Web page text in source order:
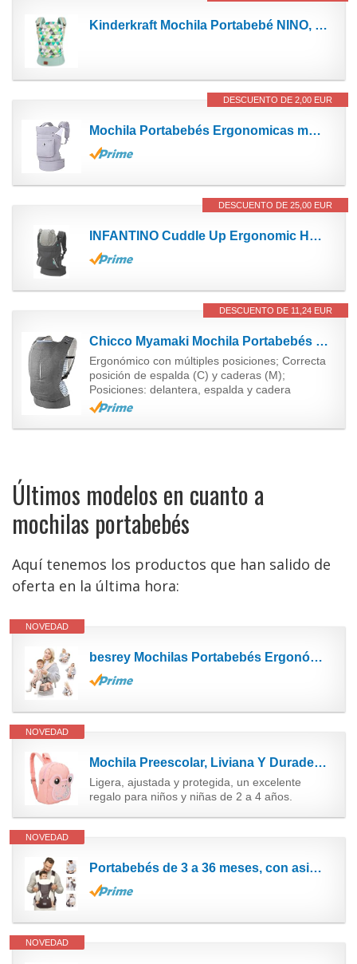
Kinderkraft Mochila Portabebé NINO, Ergonómica, Multiposición, 20 Kg máximo, Menta
DESCUENTO DE 2,00 EUR
Mochila Portabebés Ergonomicas mod. 2022, 3 posiciones, Marsupios Transpirable y Ligero, fácil de...
DESCUENTO DE 25,00 EUR
INFANTINO Cuddle Up Ergonomic Hoodie - Carrier, Grey With Multi Coloured Hood
DESCUENTO DE 11,24 EUR
Chicco Myamaki Mochila Portabebés con 3 posiciones hasta los 15 kg, posición delantera, cadera o...
Ergonómico con múltiples posiciones; Correcta
posición de espalda (C) y caderas (M);
Posiciones: delantera, espalda y cadera
Últimos modelos en cuanto a
mochilas portabebés
Aquí tenemos los productos que han salido de
oferta en la última hora:
NOVEDAD
besrey Mochilas Portabebés Ergonómico con Asiento Ligero y Transpirable Rosa + 3 baberos suaves
NOVEDAD
Mochila Preescolar, Liviana Y Duradera Evita la Suciedad Mochilas para Niñas de Alta Capacidad...
Ligera, ajustada y protegida, un excelente
regalo para niños y niñas de 2 a 4 años.
NOVEDAD
Portabebés de 3 a 36 meses, con asiento de cadera, posibilidades de transporte 12 en 1 para uso en...
NOVEDAD